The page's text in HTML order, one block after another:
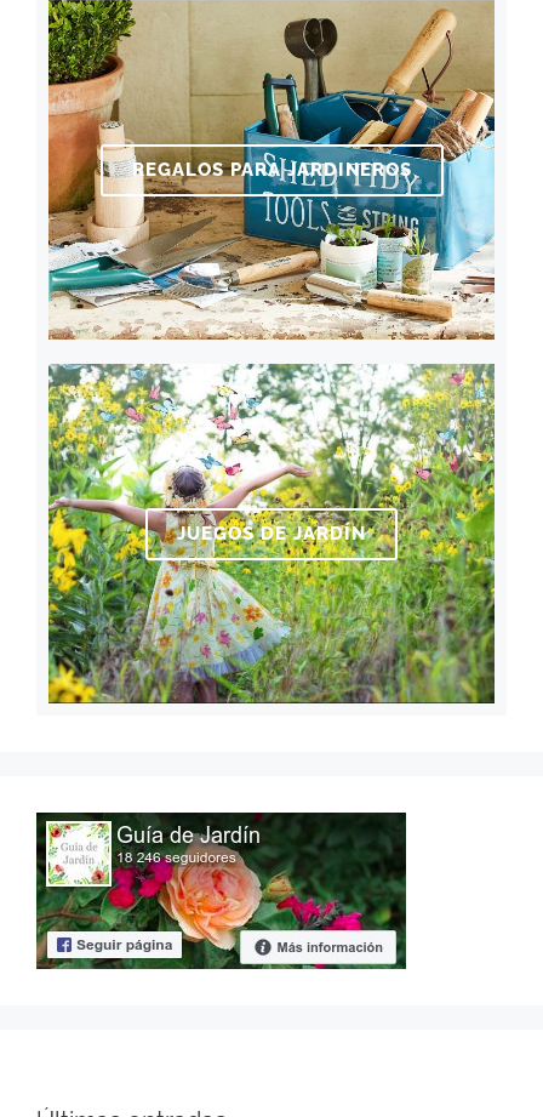
REGALOS PARA JARDINEROS
JUEGOS DE JARDÍN